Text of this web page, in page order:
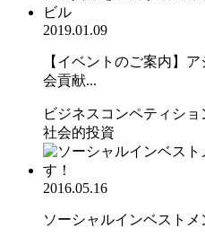
2019.01.09
【イベントのご案内】
会貢献...
ビジネスコンペティショ
社会的投資
2016.05.16
ソーシャルインベストメ